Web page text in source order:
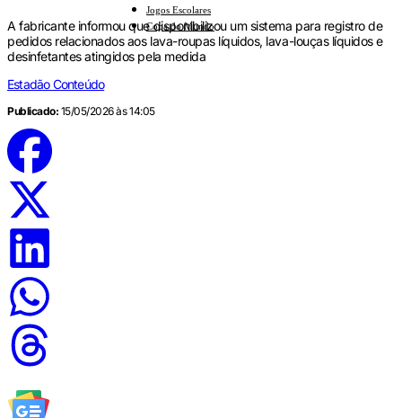
Jogos Escolares
Copa do Mundo
A fabricante informou que disponibilizou um sistema para registro de
pedidos relacionados aos lava-roupas líquidos, lava-louças líquidos e
desinfetantes atingidos pela medida
Estadão Conteúdo
Publicado: 15/05/2026 às 14:05